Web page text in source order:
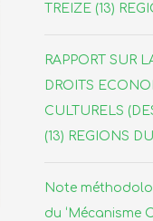
TREIZE (13)
RAPPORT SUR
DROITS
CULTURELS
(13) REGIONS
Note
du ‘Mécanisme